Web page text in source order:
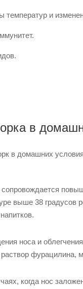
температур и
в
в домашних
выше 38 градусов
носа и
раствор фурацилина,
когда нос